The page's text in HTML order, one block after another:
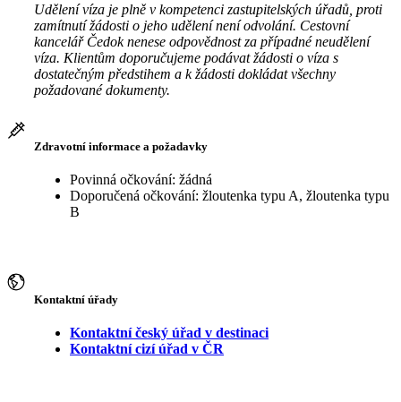
Udělení víza je plně v kompetenci zastupitelských úřadů, proti
zamítnutí žádosti o jeho udělení není odvolání. Cestovní
kancelář Čedok nenese odpovědnost za případné neudělení
víza. Klientům doporučujeme podávat žádosti o víza s
dostatečným předstihem a k žádosti dokládat všechny
požadované dokumenty.
Zdravotní informace a požadavky
Povinná očkování: žádná
Doporučená očkování: žloutenka typu A, žloutenka typu
B
Kontaktní úřady
Kontaktní český úřad v destinaci
Kontaktní cizí úřad v ČR